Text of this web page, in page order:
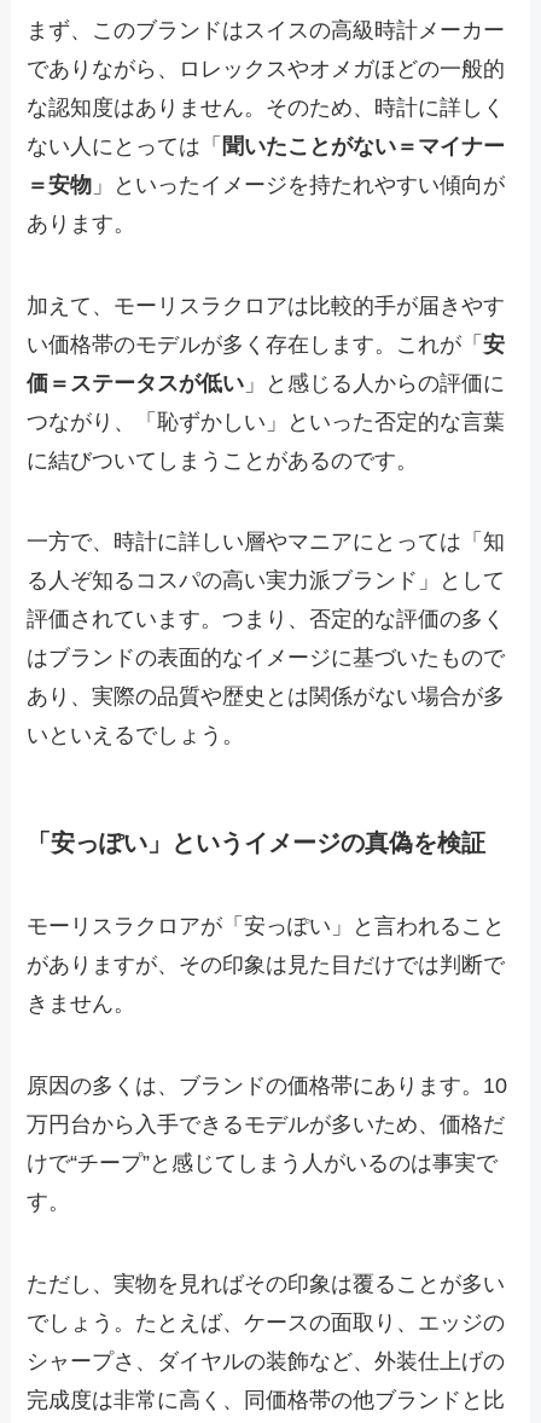
まず、このブランドはスイスの高級時計メーカー
でありながら、ロレックスやオメガほどの一般的
な認知度はありません。そのため、時計に詳しく
ない人にとっては「 聞いたことがない＝マイナー
＝安物 」といったイメージを持たれやすい傾向が
あります。
加えて、モーリスラクロアは比較的手が届きやす
い価格帯のモデルが多く存在します。これが「安
価＝ステータスが低い 」と感じる人からの評価に
つながり、「恥ずかしい」といった否定的な言葉
に結びついてしまうことがあるのです。
一方で、時計に詳しい層やマニアにとっては「知
る人ぞ知るコスパの高い実力派ブランド」として
評価されています。つまり、否定的な評価の多く
はブランドの表面的なイメージに基づいたもので
あり、実際の品質や歴史とは関係がない場合が多
いといえるでしょう。
「安っぽい」というイメージの真偽を検証
モーリスラクロアが「安っぽい」と言われること
がありますが、その印象は見た目だけでは判断で
きません。
原因の多くは、ブランドの価格帯にあります。10
万円台から入手できるモデルが多いため、価格だ
けで“チープ”と感じてしまう人がいるのは事実で
す。
ただし、実物を見ればその印象は覆ることが多い
でしょう。たとえば、ケースの面取り、エッジの
シャープさ、ダイヤルの装飾など、外装仕上げの
完成度は非常に高く、同価格帯の他ブランドと比